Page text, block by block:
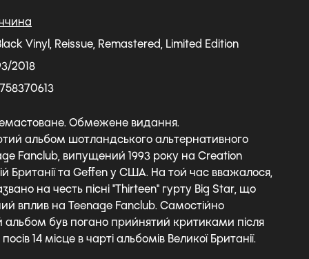
Vinyl, Reissue, Remastered, Limited Edition
2018
Обмежене видання.
альбом шотландського альтернативного
Fanclub, випущений 1993 року на Creation
Британії та Geffen у США. На той час вважалося,
на честь пісні "Thirteen" гурту Big Star, що
вплив на Teenage Fanclub. Самостійно
був погано прийнятий критиками після
14 місце в чарті альбомів Великої Британії.